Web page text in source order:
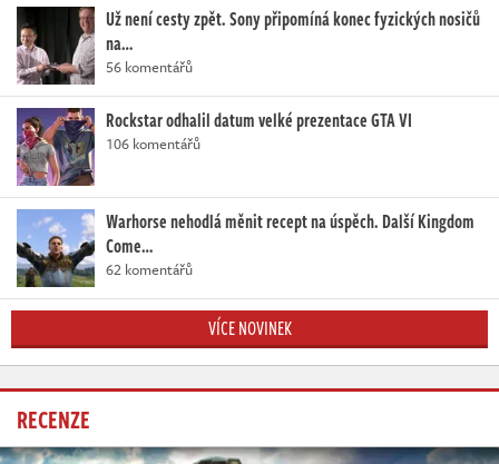
Už není cesty zpět. Sony připomíná konec fyzických nosičů
na…
56 komentářů
Rockstar odhalil datum velké prezentace GTA VI
106 komentářů
Warhorse nehodlá měnit recept na úspěch. Další Kingdom
Come…
62 komentářů
VÍCE NOVINEK
RECENZE